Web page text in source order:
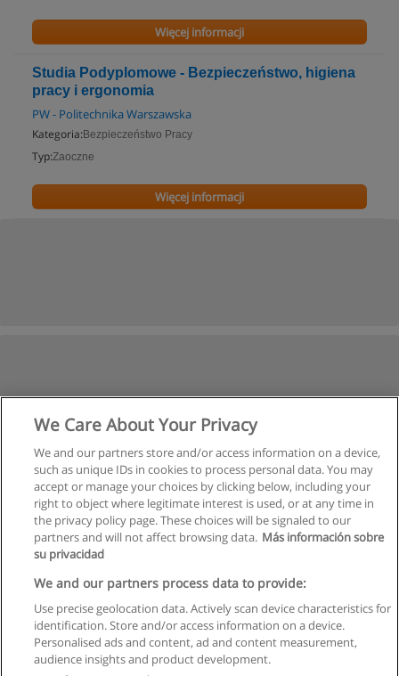
Więcej informacji
Studia Podyplomowe - Bezpieczeństwo, higiena
pracy i ergonomia
PW - Politechnika Warszawska
Kategoria: Bezpieczeństwo Pracy
Typ:Zaoczne
Więcej informacji
Regulamin
Polityka ochrony danych osobowych
We Care About Your Privacy
We and our partners store and/or access information on a device,
such as unique IDs in cookies to process personal data. You may
accept or manage your choices by clicking below, including your
right to object where legitimate interest is used, or at any time in
the privacy policy page. These choices will be signaled to our
partners and will not affect browsing data. Más información sobre
su privacidad
We and our partners process data to provide:
Use precise geolocation data. Actively scan device characteristics for
identification. Store and/or access information on a device.
Personalised ads and content, ad and content measurement,
audience insights and product development.